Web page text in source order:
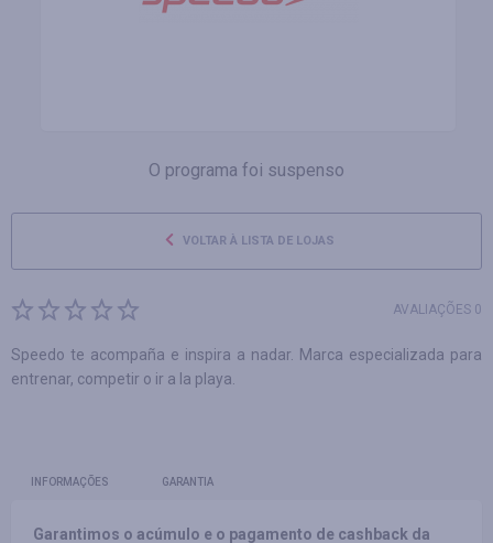
O programa foi suspenso
VOLTAR À LISTA DE LOJAS
AVALIAÇÕES 0
Speedo te acompaña e inspira a nadar. Marca especializada para
entrenar, competir o ir a la playa.
INFORMAÇÕES GARANTIA
Garantimos o acúmulo e o pagamento de cashback da